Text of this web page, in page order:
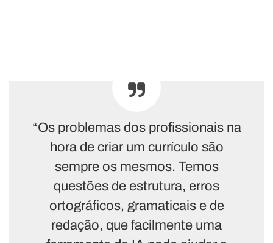
“Os problemas dos profissionais na
hora de criar um currículo são
sempre os mesmos. Temos
questões de estrutura, erros
ortográficos, gramaticais e de
redação, que facilmente uma